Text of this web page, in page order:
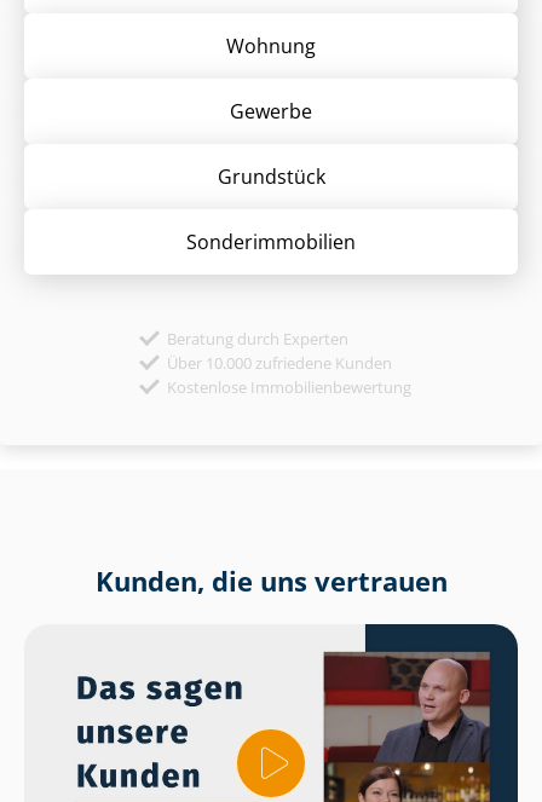
Wohnung
Gewerbe
Grund­stück
Sonder­immobilien
Beratung durch Experten
Über 10.000 zufriedene Kunden
Kostenlose Immobilienbewertung
Kunden, die uns vertrauen